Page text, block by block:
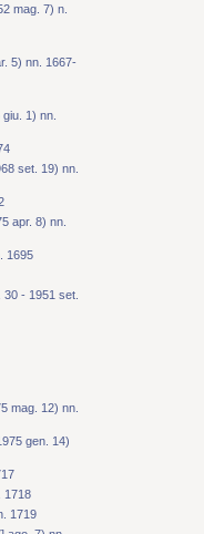
mag. 7) n.
5) nn. 1667-
1) nn.
set. 19) nn.
apr. 8) nn.
1695
- 1951 set.
mag. 12) nn.
gen. 14)
1718
1719